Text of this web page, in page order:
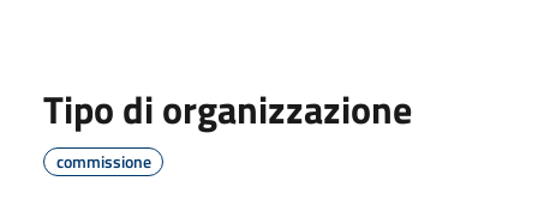
Tipo di organizzazione
commissione